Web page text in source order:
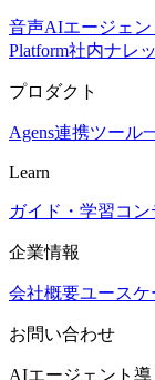
音声AIエージェン
Platform社内ナレ
プロダクト
Agens連携ツール
Learn
ガイド・学習コン
企業情報
会社概要ユースケ
お問い合わせ
AIエージェント